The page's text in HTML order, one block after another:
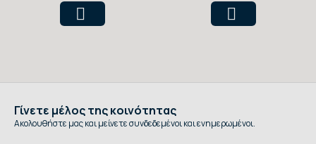
Γίνετε μέλος της κοινότητας
Ακολουθήστε μας και μείνετε συνδεδεμένοι και ενημερωμένοι.